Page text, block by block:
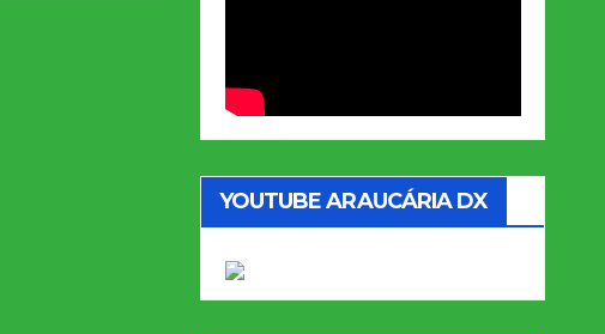
YOUTUBE ARAUCÁRIA DX